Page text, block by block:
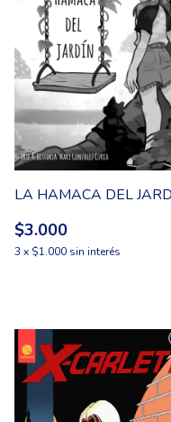
LA HAMACA DEL
$3.000
3 x $1.000 sin interés